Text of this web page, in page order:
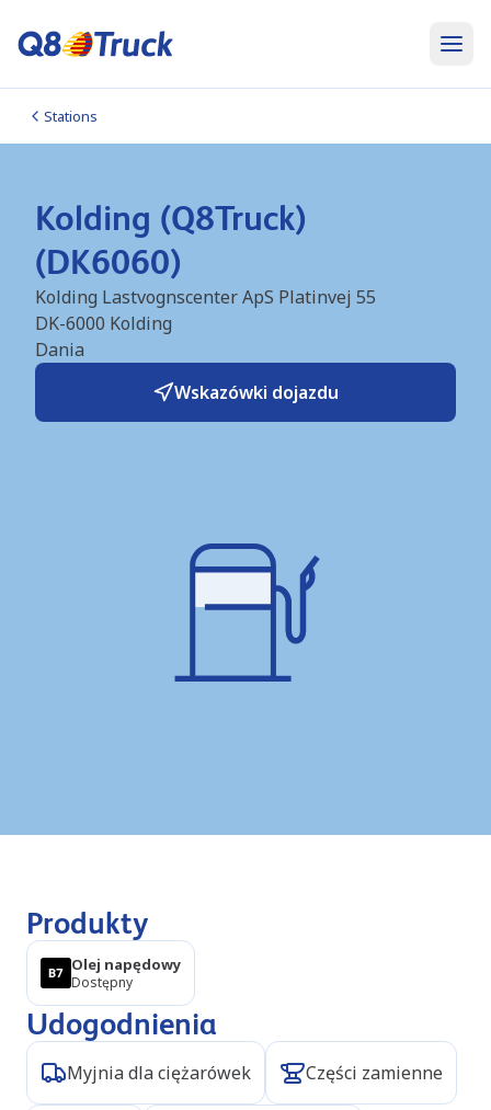
Stations
Kolding (Q8Truck)
(DK6060)
Kolding Lastvognscenter ApS Platinvej 55
DK-6000 Kolding
Dania
Wskazówki dojazdu
Produkty
Olej napędowy
Dostępny
Udogodnienia
Myjnia dla ciężarówek Części zamienne